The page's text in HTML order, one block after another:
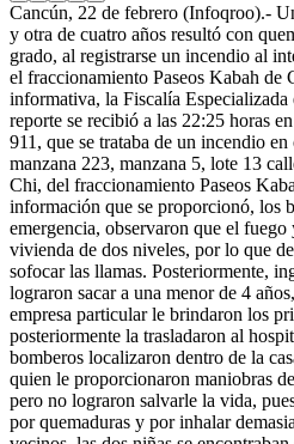
Cancún, 22 de febrero (Infoqroo).-
y otra de cuatro años resultó con
grado, al registrarse un incendio al
el fraccionamiento Paseos Kabah de
informativa, la Fiscalía
reporte se recibió a las 22:25 horas
911, que se trataba de un incendio
manzana 223, manzana 5, lote 13
Chi, del fraccionamiento Paseos
información que se proporcionó, los
emergencia, observaron que el fuego
vivienda de dos niveles, por lo que
sofocar las llamas. Posteriormente,
lograron sacar a una menor de 4
empresa particular le brindaron los
posteriormente la trasladaron al
bomberos localizaron dentro de la
quien le proporcionaron maniobras
pero no lograron salvarle la vida,
por quemaduras y por inhalar